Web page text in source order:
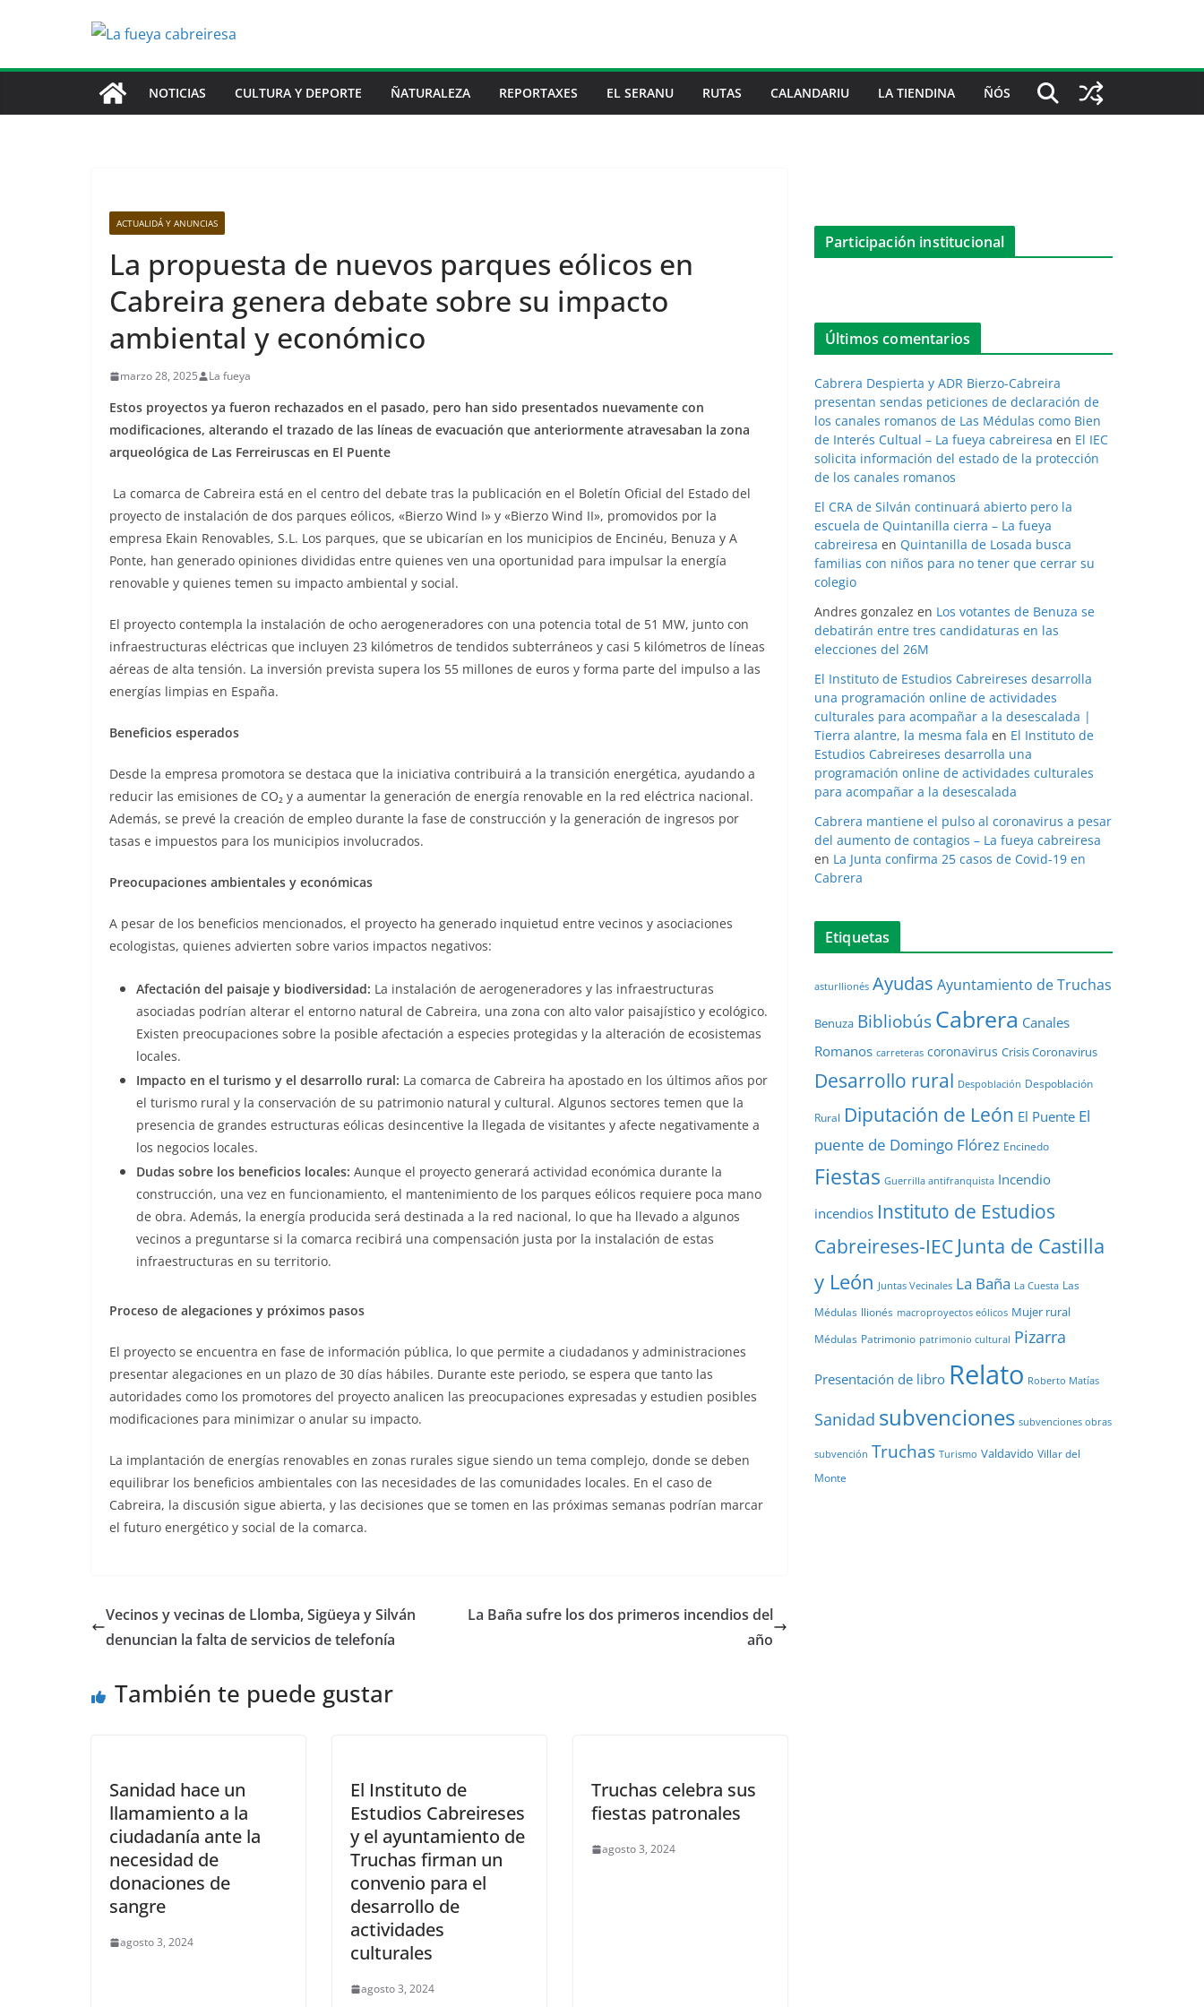
NOTICIAS CULTURA Y DEPORTE ÑATURALEZA REPORTAXES EL SERANU RUTAS CALANDARIU LA TIENDINA ÑÓS
ACTUALIDÁ Y ANUNCIAS
La propuesta de nuevos parques eólicos en
Cabreira genera debate sobre su impacto
ambiental y económico
marzo 28, 2025 La fueya
Estos proyectos ya fueron rechazados en el pasado, pero han sido presentados nuevamente con
modificaciones, alterando el trazado de las líneas de evacuación que anteriormente atravesaban la zona
arqueológica de Las Ferreiruscas en El Puente
La comarca de Cabreira está en el centro del debate tras la publicación en el Boletín Oficial del Estado del
proyecto de instalación de dos parques eólicos, «Bierzo Wind I» y «Bierzo Wind II», promovidos por la
empresa Ekain Renovables, S.L. Los parques, que se ubicarían en los municipios de Encinéu, Benuza y A
Ponte, han generado opiniones divididas entre quienes ven una oportunidad para impulsar la energía
renovable y quienes temen su impacto ambiental y social.
El proyecto contempla la instalación de ocho aerogeneradores con una potencia total de 51 MW, junto con
infraestructuras eléctricas que incluyen 23 kilómetros de tendidos subterráneos y casi 5 kilómetros de líneas
aéreas de alta tensión. La inversión prevista supera los 55 millones de euros y forma parte del impulso a las
energías limpias en España.
Beneficios esperados
Desde la empresa promotora se destaca que la iniciativa contribuirá a la transición energética, ayudando a
reducir las emisiones de CO₂ y a aumentar la generación de energía renovable en la red eléctrica nacional.
Además, se prevé la creación de empleo durante la fase de construcción y la generación de ingresos por
tasas e impuestos para los municipios involucrados.
Preocupaciones ambientales y económicas
A pesar de los beneficios mencionados, el proyecto ha generado inquietud entre vecinos y asociaciones
ecologistas, quienes advierten sobre varios impactos negativos:
Afectación del paisaje y biodiversidad: La instalación de aerogeneradores y las infraestructuras
asociadas podrían alterar el entorno natural de Cabreira, una zona con alto valor paisajístico y ecológico.
Existen preocupaciones sobre la posible afectación a especies protegidas y la alteración de ecosistemas
locales.
Impacto en el turismo y el desarrollo rural: La comarca de Cabreira ha apostado en los últimos años por
el turismo rural y la conservación de su patrimonio natural y cultural. Algunos sectores temen que la
presencia de grandes estructuras eólicas desincentive la llegada de visitantes y afecte negativamente a
los negocios locales.
Dudas sobre los beneficios locales: Aunque el proyecto generará actividad económica durante la
construcción, una vez en funcionamiento, el mantenimiento de los parques eólicos requiere poca mano
de obra. Además, la energía producida será destinada a la red nacional, lo que ha llevado a algunos
vecinos a preguntarse si la comarca recibirá una compensación justa por la instalación de estas
infraestructuras en su territorio.
Proceso de alegaciones y próximos pasos
El proyecto se encuentra en fase de información pública, lo que permite a ciudadanos y administraciones
presentar alegaciones en un plazo de 30 días hábiles. Durante este periodo, se espera que tanto las
autoridades como los promotores del proyecto analicen las preocupaciones expresadas y estudien posibles
modificaciones para minimizar o anular su impacto.
La implantación de energías renovables en zonas rurales sigue siendo un tema complejo, donde se deben
equilibrar los beneficios ambientales con las necesidades de las comunidades locales. En el caso de
Cabreira, la discusión sigue abierta, y las decisiones que se tomen en las próximas semanas podrían marcar
el futuro energético y social de la comarca.
Vecinos y vecinas de Llomba, Sigüeya y Silván
denuncian la falta de servicios de telefonía
La Baña sufre los dos primeros incendios del
año
También te puede gustar
Sanidad hace un
llamamiento a la
ciudadanía ante la
necesidad de
donaciones de
sangre
agosto 3, 2024
El Instituto de
Estudios Cabreireses
y el ayuntamiento de
Truchas firman un
convenio para el
desarrollo de
actividades
culturales
agosto 3, 2024
Truchas celebra sus
fiestas patronales
agosto 3, 2024
Participación institucional
Últimos comentarios
Cabrera Despierta y ADR Bierzo-Cabreira
presentan sendas peticiones de declaración de
los canales romanos de Las Médulas como Bien
de Interés Cultual – La fueya cabreiresa en El IEC
solicita información del estado de la protección
de los canales romanos
El CRA de Silván continuará abierto pero la
escuela de Quintanilla cierra – La fueya
cabreiresa en Quintanilla de Losada busca
familias con niños para no tener que cerrar su
colegio
Andres gonzalez en Los votantes de Benuza se
debatirán entre tres candidaturas en las
elecciones del 26M
El Instituto de Estudios Cabreireses desarrolla
una programación online de actividades
culturales para acompañar a la desescalada |
Tierra alantre, la mesma fala en El Instituto de
Estudios Cabreireses desarrolla una
programación online de actividades culturales
para acompañar a la desescalada
Cabrera mantiene el pulso al coronavirus a pesar
del aumento de contagios – La fueya cabreiresa
en La Junta confirma 25 casos de Covid-19 en
Cabrera
Etiquetas
asturllionés Ayudas Ayuntamiento de Truchas
Benuza BibliobúsCabrera Canales
Romanos carreteras coronavirus Crisis Coronavirus
Desarrollo rural Despoblación Despoblación
Rural Diputación de León El Puente El
puente de Domingo Flórez Encinedo
Fiestas Guerrilla antifranquista Incendio
incendios Instituto de Estudios
Cabreireses-IEC Junta de Castilla
y León Juntas Vecinales La Baña La Cuesta Las
Médulas llionés macroproyectos eólicos Mujer rural
Médulas Patrimonio patrimonio cultural Pizarra
Presentación de libro Relato Roberto Matías
Sanidad subvenciones subvenciones obras
subvención Truchas Turismo Valdavido Villar del
Monte